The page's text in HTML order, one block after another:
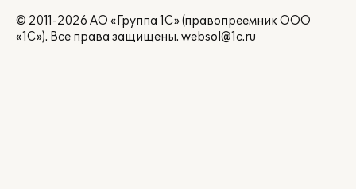
© 2011-2026 АО «Группа 1С» (правопреемник ООО
«1С»). Все права защищены. websol@1c.ru